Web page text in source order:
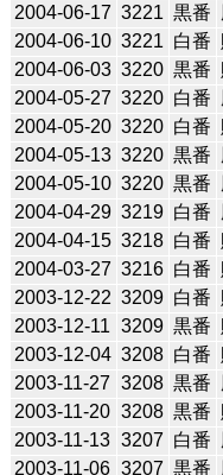
2004-06-17 3221 黒番
2004-06-10 3221 白番
2004-06-03 3220 黒番
2004-05-27 3220 白番
2004-05-20 3220 白番
2004-05-13 3220 黒番
2004-05-10 3220 黒番
2004-04-29 3219 白番
2004-04-15 3218 白番
2004-03-27 3216 白番
2003-12-22 3209 白番
2003-12-11 3209 黒番
2003-12-04 3208 白番
2003-11-27 3208 黒番
2003-11-20 3208 黒番
2003-11-13 3207 白番
2003-11-06 3207 黒番